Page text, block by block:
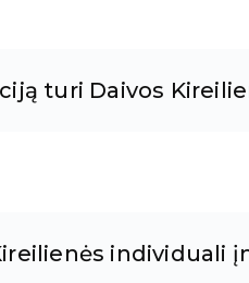
turi Daivos
individuali